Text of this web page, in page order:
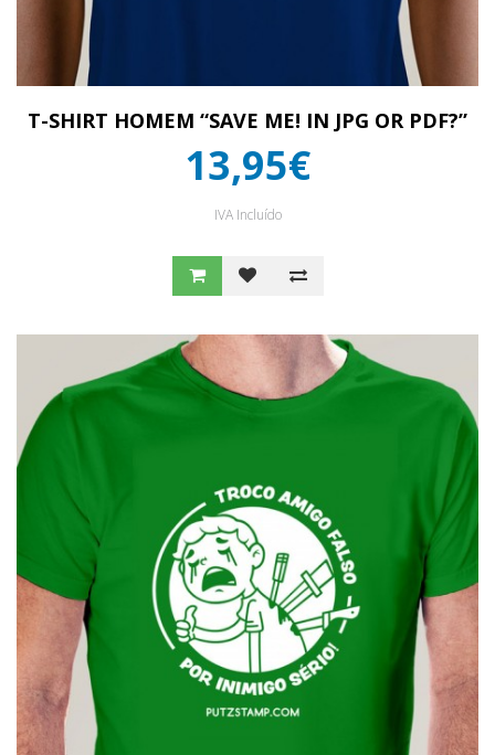
T-SHIRT HOMEM “SAVE ME! IN JPG OR PDF?”
13,95€
IVA Incluído